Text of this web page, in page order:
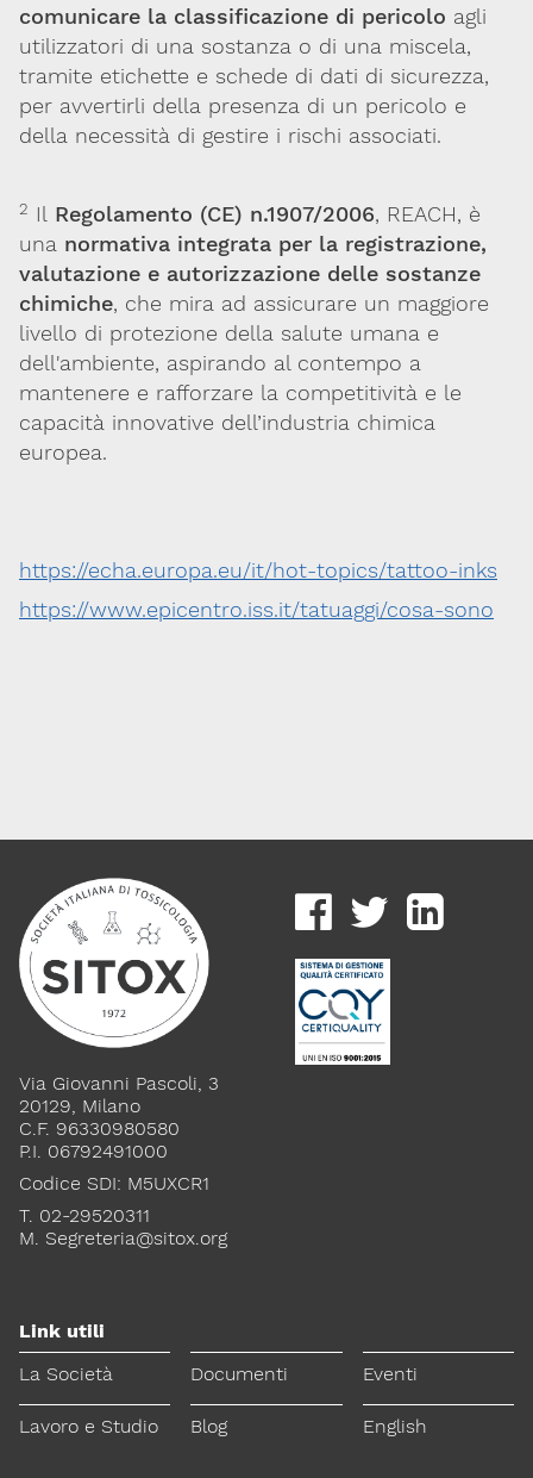
comunicare la classificazione di pericolo agli
utilizzatori di una sostanza o di una miscela,
tramite etichette e schede di dati di sicurezza,
per avvertirli della presenza di un pericolo e
della necessità di gestire i rischi associati.
2 Il Regolamento (CE) n.1907/2006, REACH, è
una normativa integrata per la registrazione,
valutazione e autorizzazione delle sostanze
chimiche, che mira ad assicurare un maggiore
livello di protezione della salute umana e
dell'ambiente, aspirando al contempo a
mantenere e rafforzare la competitività e le
capacità innovative dell’industria chimica
europea.
https://echa.europa.eu/it/hot-topics/tattoo-inks
https://www.epicentro.iss.it/tatuaggi/cosa-sono
Via Giovanni Pascoli, 3
20129, Milano
C.F. 96330980580
P.I. 06792491000
Codice SDI: M5UXCR1
T. 02-29520311
M. Segreteria@sitox.org
Link utili
La Società
Documenti Eventi
Lavoro e Studio Blog English